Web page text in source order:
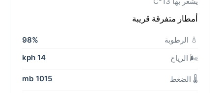
أمطار متفرقة قريبة
💧 الرطوبة
98%
🌬️ الرياح
14 kph
🌡️ الضغط 1015 mb